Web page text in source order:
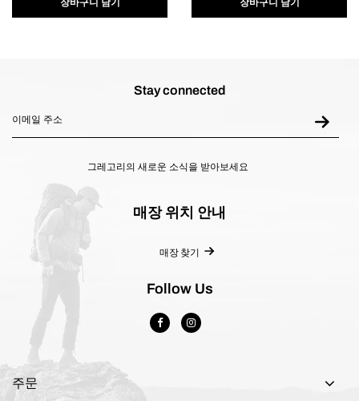
다.
장바구니 담기
다.
평
장바구니 담기
Stay connected
그레고리의 새로운 소식을 받아보세요
매장 위치 안내
매장 찾기
Follow Us
주문